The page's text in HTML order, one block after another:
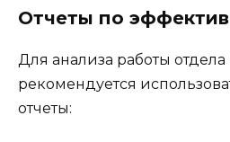
Отчеты по
Для анализа работы
рекомендуется
отчеты: